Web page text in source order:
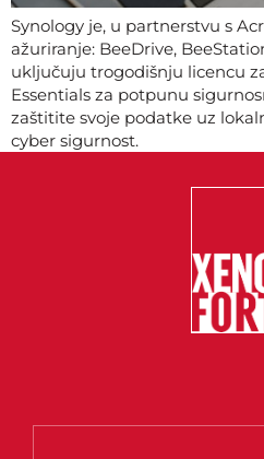
Synology je, u partnerstvu s
ažuriranje: BeeDrive,
uključuju trogodišnju licencu
Essentials za potpunu
zaštitite svoje podatke uz
cyber sigurnost.